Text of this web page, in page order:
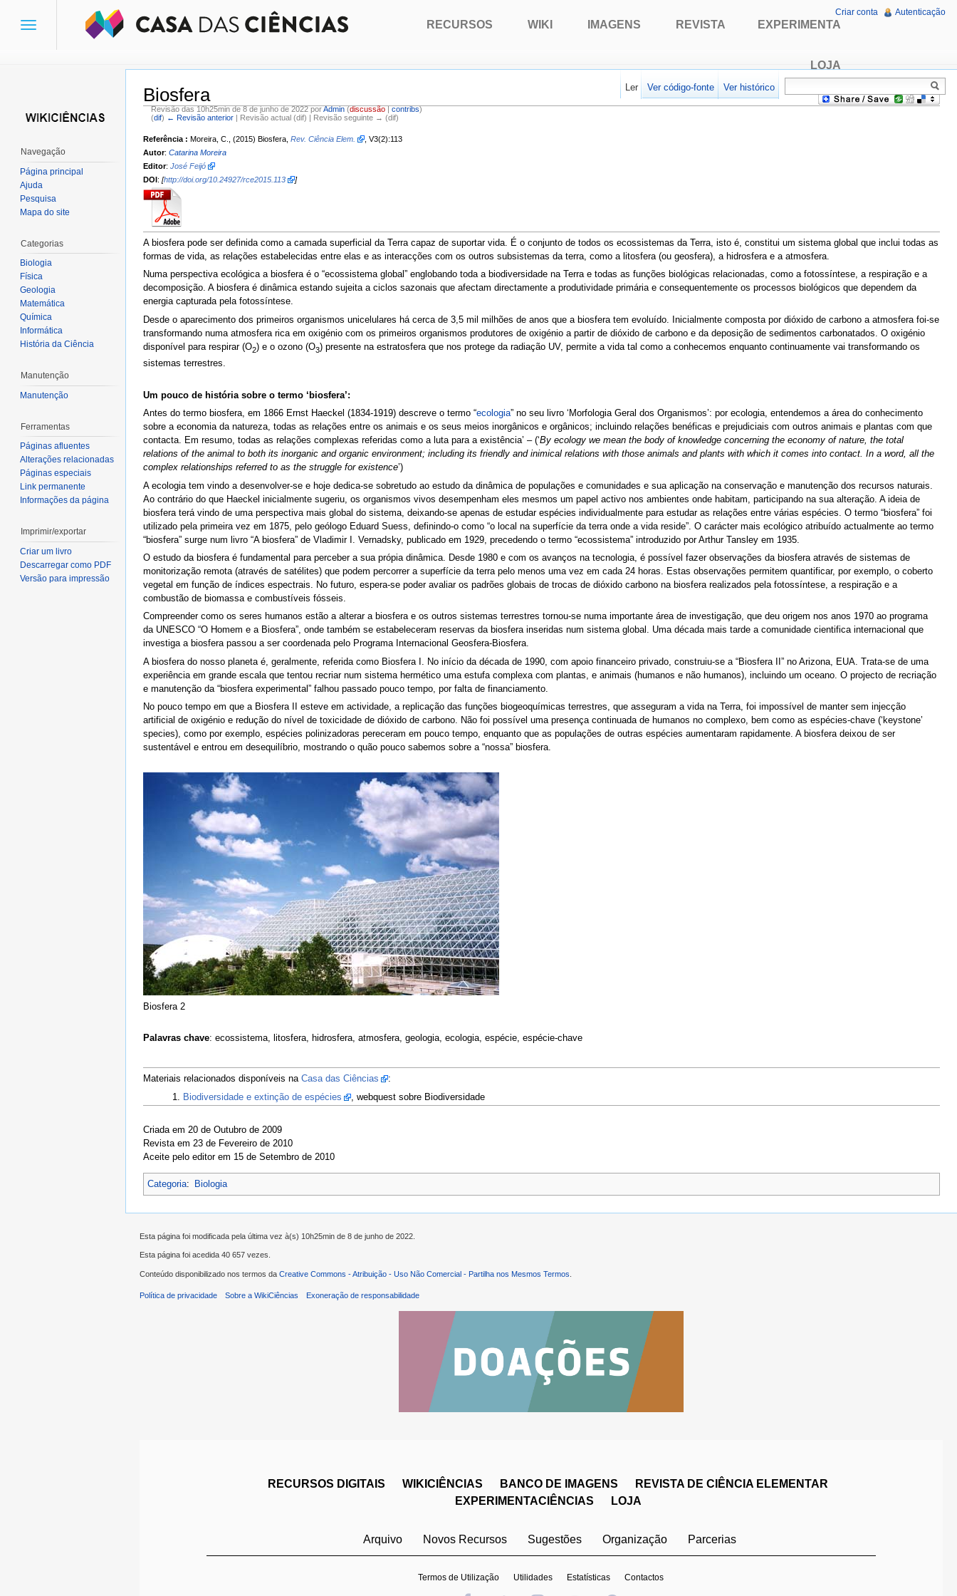
Biosfera
Revisão das 10h25min de 8 de junho de 2022 porAdmin (discussão|contribs)
(dif) ← Revisão anterior| Revisão actual (dif) | Revisão seguinte → (dif)
Referência : Moreira, C., (2015) Biosfera, Rev. Ciência Elem.
, V3(2):113
Autor: Catarina Moreira
Editor: José Feijó
DOI: [http://doi.org/10.24927/rce2015.113 ]
A biosfera pode ser definida como a camada superficial da Terra capaz de suportar vida. É o conjunto de todos os ecossistemas da Terra, isto é, constitui um sistema global que inclui todas as
formas de vida, as relações estabelecidas entre elas e as interacções com os outros subsistemas da terra, como a litosfera (ou geosfera), a hidrosfera e a atmosfera.
Numa perspectiva ecológica a biosfera é o “ecossistema global” englobando toda a biodiversidade na Terra e todas as funções biológicas relacionadas, como a fotossíntese, a respiração e a
decomposição. A biosfera é dinâmica estando sujeita a ciclos sazonais que afectam directamente a produtividade primária e consequentemente os processos biológicos que dependem da
energia capturada pela fotossíntese.
Desde o aparecimento dos primeiros organismos unicelulares há cerca de 3,5 mil milhões de anos que a biosfera tem evoluído. Inicialmente composta por dióxido de carbono a atmosfera foi-se
transformando numa atmosfera rica em oxigénio com os primeiros organismos produtores de oxigénio a partir de dióxido de carbono e da deposição de sedimentos carbonatados. O oxigénio
disponível para respirar (O2) e o ozono (O3) presente na estratosfera que nos protege da radiação UV, permite a vida tal como a conhecemos enquanto continuamente vai transformando os
sistemas terrestres.
Um pouco de história sobre o termo ‘biosfera’:
Antes do termo biosfera, em 1866 Ernst Haeckel (1834-1919) descreve o termo “ecologia” no seu livro ‘Morfologia Geral dos Organismos’: por ecologia, entendemos a área do conhecimento
sobre a economia da natureza, todas as relações entre os animais e os seus meios inorgânicos e orgânicos; incluindo relações benéficas e prejudiciais com outros animais e plantas com que
contacta. Em resumo, todas as relações complexas referidas como a luta para a existência’ – (‘By ecology we mean the body of knowledge concerning the economy of nature, the total
relations of the animal to both its inorganic and organic environment; including its friendly and inimical relations with those animals and plants with which it comes into contact. In a word, all the
complex relationships referred to as the struggle for existence’)
A ecologia tem vindo a desenvolver-se e hoje dedica-se sobretudo ao estudo da dinâmica de populações e comunidades e sua aplicação na conservação e manutenção dos recursos naturais.
Ao contrário do que Haeckel inicialmente sugeriu, os organismos vivos desempenham eles mesmos um papel activo nos ambientes onde habitam, participando na sua alteração. A ideia de
biosfera terá vindo de uma perspectiva mais global do sistema, deixando-se apenas de estudar espécies individualmente para estudar as relações entre várias espécies. O termo “biosfera” foi
utilizado pela primeira vez em 1875, pelo geólogo Eduard Suess, definindo-o como “o local na superfície da terra onde a vida reside”. O carácter mais ecológico atribuído actualmente ao termo
“biosfera” surge num livro “A biosfera” de Vladimir I. Vernadsky, publicado em 1929, precedendo o termo “ecossistema” introduzido por Arthur Tansley em 1935.
O estudo da biosfera é fundamental para perceber a sua própia dinâmica. Desde 1980 e com os avanços na tecnologia, é possível fazer observações da biosfera através de sistemas de
monitorização remota (através de satélites) que podem percorrer a superfície da terra pelo menos uma vez em cada 24 horas. Estas observações permitem quantificar, por exemplo, o coberto
vegetal em função de índices espectrais. No futuro, espera-se poder avaliar os padrões globais de trocas de dióxido carbono na biosfera realizados pela fotossíntese, a respiração e a
combustão de biomassa e combustíveis fósseis.
Compreender como os seres humanos estão a alterar a biosfera e os outros sistemas terrestres tornou-se numa importante área de investigação, que deu origem nos anos 1970 ao programa
da UNESCO “O Homem e a Biosfera”, onde também se estabeleceram reservas da biosfera inseridas num sistema global. Uma década mais tarde a comunidade cientifica internacional que
investiga a biosfera passou a ser coordenada pelo Programa Internacional Geosfera-Biosfera.
A biosfera do nosso planeta é, geralmente, referida como Biosfera I. No início da década de 1990, com apoio financeiro privado, construiu-se a “Biosfera II” no Arizona, EUA. Trata-se de uma
experiência em grande escala que tentou recriar num sistema hermético uma estufa complexa com plantas, e animais (humanos e não humanos), incluindo um oceano. O projecto de recriação
e manutenção da “biosfera experimental” falhou passado pouco tempo, por falta de financiamento.
No pouco tempo em que a Biosfera II esteve em actividade, a replicação das funções biogeoquímicas terrestres, que asseguram a vida na Terra, foi impossível de manter sem injecção
artificial de oxigénio e redução do nível de toxicidade de dióxido de carbono. Não foi possível uma presença continuada de humanos no complexo, bem como as espécies-chave (‘keystone’
species), como por exemplo, espécies polinizadoras pereceram em pouco tempo, enquanto que as populações de outras espécies aumentaram rapidamente. A biosfera deixou de ser
sustentável e entrou em desequilíbrio, mostrando o quão pouco sabemos sobre a “nossa” biosfera.
Biosfera 2
Palavras chave: ecossistema, litosfera, hidrosfera, atmosfera, geologia, ecologia, espécie, espécie-chave
Materiais relacionados disponíveis na Casa das Ciências
:
Biodiversidade e extinção de espécies
, webquest sobre Biodiversidade
Criada em 20 de Outubro de 2009
Revista em 23 de Fevereiro de 2010
Aceite pelo editor em 15 de Setembro de 2010
Categoria: Biologia
Toggle
RECURSOS WIKI IMAGENS REVISTA EXPERIMENTA
LOJA
Criar conta Autenticação
Ler Ver código-fonte Ver histórico
Navegação
Página principal
Ajuda
Pesquisa
Mapa do site
Categorias
Biologia
Física
Geologia
Matemática
Química
Informática
História da Ciência
Manutenção
Manutenção
Ferramentas
Páginas afluentes
Alterações relacionadas
Páginas especiais
Link permanente
Informações da página
Imprimir/exportar
Criar um livro
Descarregar como PDF
Versão para impressão
Esta página foi modificada pela última vez à(s) 10h25min de 8 de junho de 2022.
Esta página foi acedida 40 657 vezes.
Conteúdo disponibilizado nos termos da Creative Commons - Atribuição - Uso Não Comercial - Partilha nos Mesmos Termos
Política de privacidade Sobre a WikiCiências Exoneração de responsabilidade
RECURSOS DIGITAIS WIKICIÊNCIAS BANCO DE IMAGENS
REVISTA DE CIÊNCIA ELEMENTAR
EXPERIMENTACIÊNCIAS
LOJA
Arquivo Novos Recursos Sugestões Organização Parcerias
Termos de Utilização Utilidades Estatísticas Contactos